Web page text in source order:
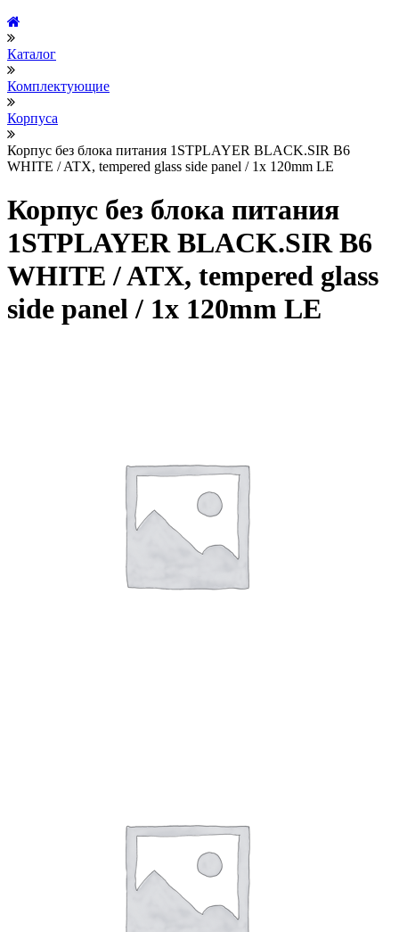
Каталог
Комплектующие
Корпуса
Корпус без блока питания 1STPLAYER BLACK.SIR B6
WHITE / ATX, tempered glass side panel / 1x 120mm LE
Корпус без блока питания
1STPLAYER BLACK.SIR B6
WHITE / ATX, tempered glass
side panel / 1x 120mm LE